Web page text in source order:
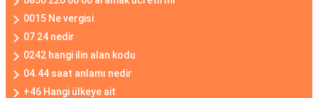
0015 Ne vergisi
07 24 nedir
0242 hangi ilin alan kodu
04.44 saat anlamı nedir
+46 Hangi ülkeye ait